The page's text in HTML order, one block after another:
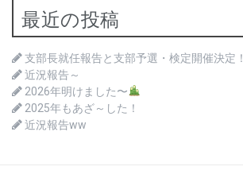
最近の投稿
支部長就任報告と支部予選・検定開催決定！
近況報告～
2026年明けました〜
2025年もあざ～した！
近況報告ww